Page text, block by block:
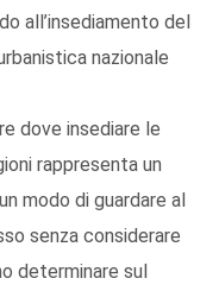
all’insediamento del
nazionale
dove insediare le
rappresenta un
modo di guardare al
senza considerare
determinare sul